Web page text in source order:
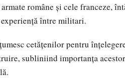
române și cele franceze,
între militari.
cetățenilor pentru
subliniind importanța